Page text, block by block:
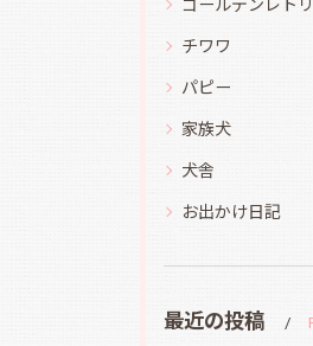
ゴールデンレト
チワワ
パピー
家族犬
犬舎
お出かけ日記
最近の投稿